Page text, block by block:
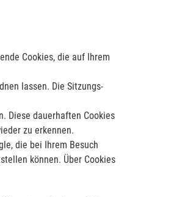
Cookies, die auf Ihrem
lassen. Die Sitzungs-
Diese dauerhaften Cookies
zu erkennen.
die bei Ihrem Besuch
können. Über Cookies